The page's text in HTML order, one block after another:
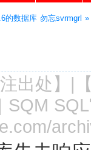
的数据库 勿忘svrmgrl »
出处 】|
SQM